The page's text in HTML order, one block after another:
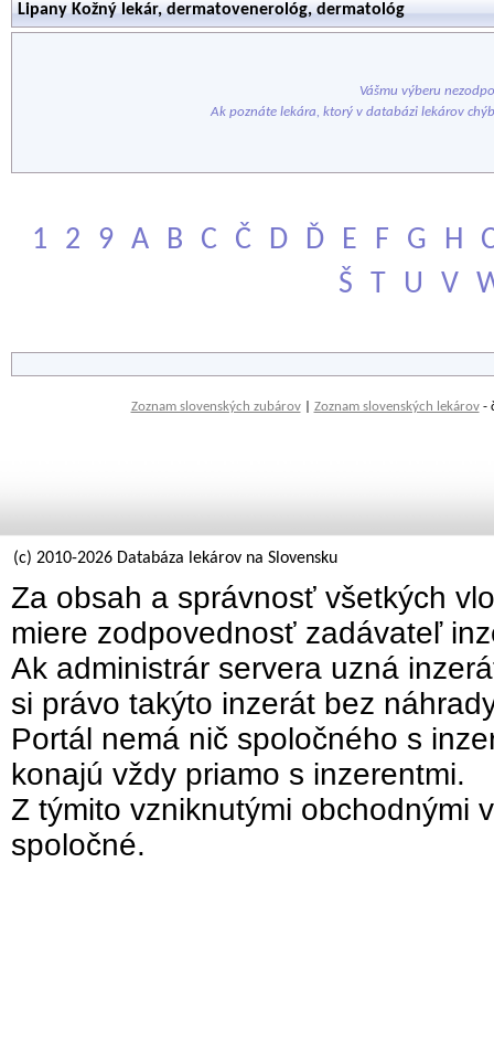
Lipany Kožný lekár, dermatovenerológ, dermatológ
Vášmu výberu
Ak poznáte lekára, ktorý v databázi lekárov
1 2 9 A B C Č D Ď E F G H
Š
T U V
Zoznam slovenských zubárov| Zoznam slovenských lekárov-
(c) 2010-2026 Databáza lekárov na Slovensku
Za obsah a správnosť všetkých
miere zodpovednosť zadávateľ
Ak administrár servera uzná
si právo takýto inzerát bez
Portál nemá nič spoločného s
konajú vždy priamo s inzerentmi.
Z týmito vzniknutými obchodnými
spoločné.